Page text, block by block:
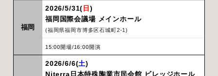
福岡
2026/5/31(日)
福岡国際会議場 メインホール
(福岡県福岡市博多区石城町2-1)
15:00開場/16:00開演
2026/6/6(土)
Niterra日本特殊陶業市民会館 ビレッジホール